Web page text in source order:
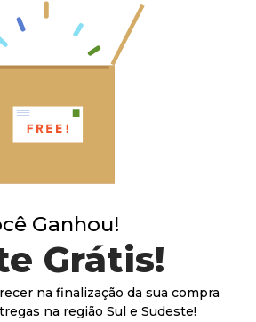
Ganhou!
Grátis!
na finalização da sua compra
na região Sul e Sudeste!